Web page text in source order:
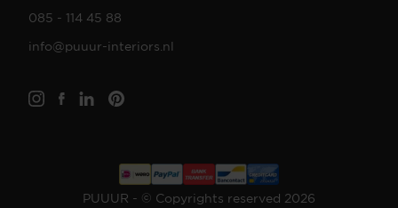
085 - 114 45 88
info@puuur-interiors.nl
PUUUR - © Copyrights reserved 2026